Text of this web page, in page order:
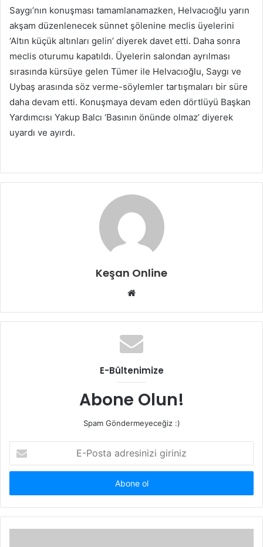
Saygı’nın konuşması tamamlanamazken, Helvacıoğlu yarın
akşam düzenlenecek sünnet şölenine meclis üyelerini
‘Altın küçük altınları gelin’ diyerek davet etti. Daha sonra
meclis oturumu kapatıldı. Üyelerin salondan ayrılması
sırasında kürsüye gelen Tümer ile Helvacıoğlu, Saygı ve
Uybaş arasında söz verme-söylemler tartışmaları bir süre
daha devam etti. Konuşmaya devam eden dörtlüyü Başkan
Yardımcısı Yakup Balcı ‘Basının önünde olmaz’ diyerek
uyardı ve ayırdı.
Keşan Online
Web
E-Bültenimize
Abone Olun!
Spam Göndermeyeceğiz :)
Posta
adresinizi